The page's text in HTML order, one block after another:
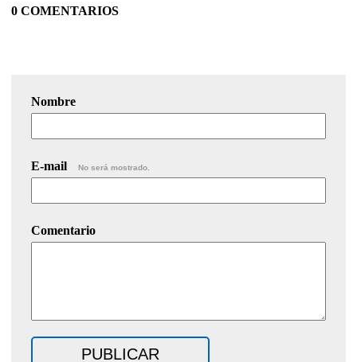
0 COMENTARIOS
Nombre
E-mail No será mostrado.
Comentario